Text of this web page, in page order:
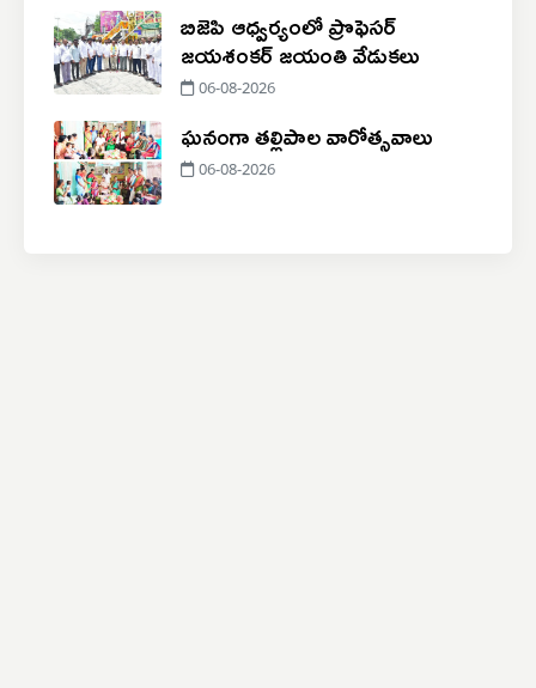
బిజెపి ఆధ్వర్యంలో ప్రొఫెసర్
జయశంకర్ జయంతి వేడుకలు
06-08-2026
ఘనంగా తల్లిపాల వారోత్సవాలు
06-08-2026